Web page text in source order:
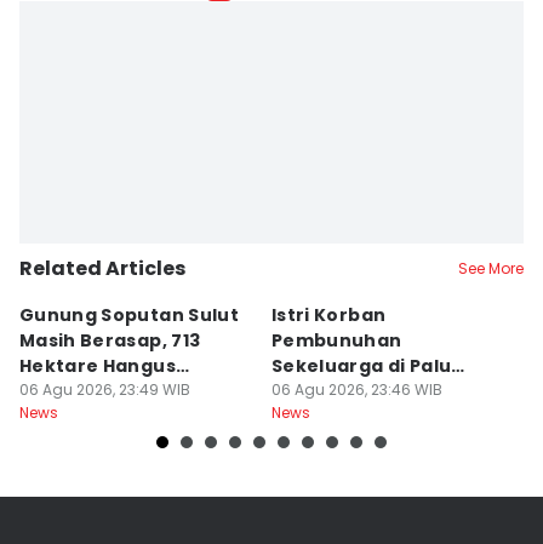
Related Articles See More
Gunung Soputan Sulut
Masih Berasap, 713
Hektare Hangus
Terbakar
06 Agu 2026, 23:49 WIB
News
Istri Korban
Pembunuhan
Sekeluarga di Palu
Meninggal di Rumah
Sakit
06 Agu 2026, 23:46 WIB
News